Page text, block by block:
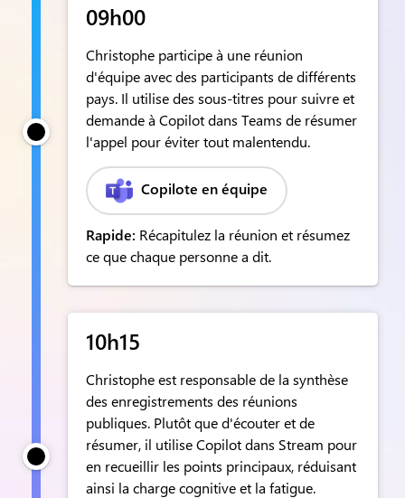
09h00
Christophe participe à une réunion
d'équipe avec des participants de différents
pays. Il utilise des sous-titres pour suivre et
demande à Copilot dans Teams de résumer
l'appel pour éviter tout malentendu.
Copilote en équipe
Rapide: Récapitulez la réunion et résumez
ce que chaque personne a dit.
10h15
Christophe est responsable de la synthèse
des enregistrements des réunions
publiques. Plutôt que d'écouter et de
résumer, il utilise Copilot dans Stream pour
en recueillir les points principaux, réduisant
ainsi la charge cognitive et la fatigue.